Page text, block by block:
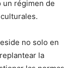
un régimen de
no solo en
la